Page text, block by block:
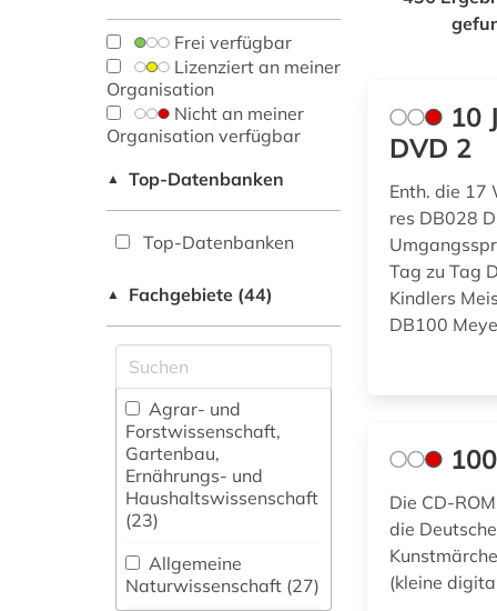
Frei verfügbar
Lizenziert an meiner
Organisation
Nicht an meiner
Organisation verfügbar
▲ Top-Datenbanken
Top-Datenbanken
▲ Fachgebiete (44)
Agrar- und
Forstwissenschaft,
Gartenbau,
Ernährungs- und
Haushaltswissenschaft
(23)
Allgemeine
Naturwissenschaft (27)
10
DVD 2
Enth. die 17
res DB028
Tag zu Tag
Kindlers
DB100
Die CD-
die
(kleine